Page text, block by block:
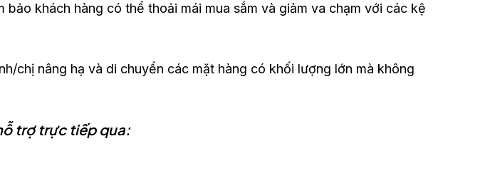
khách hàng có thể thoải mái mua sắm và giảm va chạm với các kệ
chị nâng hạ và di chuyển các mặt hàng có khối lượng lớn mà không
trợ trực tiếp qua: